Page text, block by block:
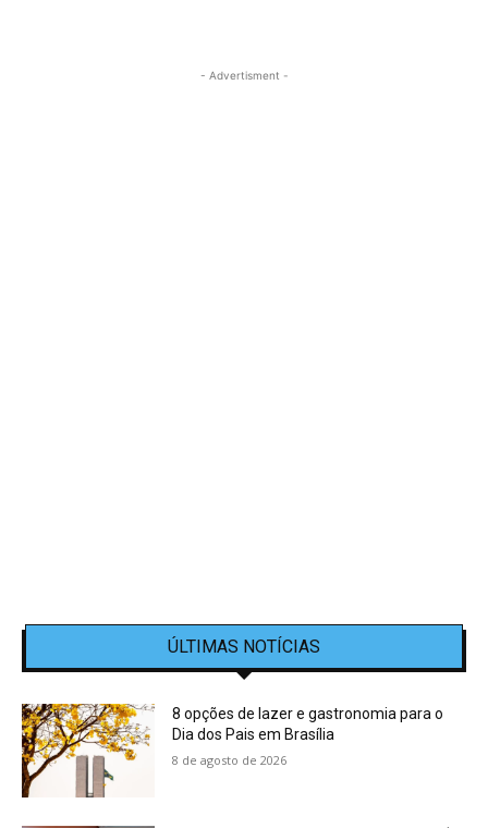
- Advertisment -
ÚLTIMAS NOTÍCIAS
8 opções de lazer e gastronomia para o
Dia dos Pais em Brasília
8 de agosto de 2026